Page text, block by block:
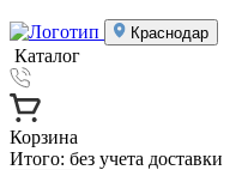
Краснодар
Каталог
Корзина
Итого: без учета доставки